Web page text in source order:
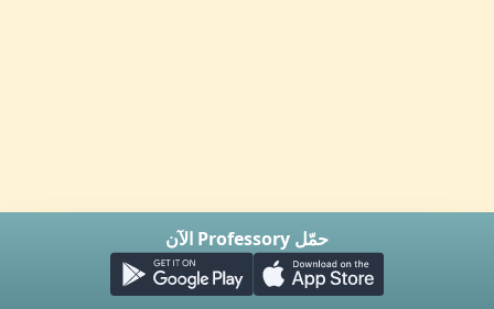
حمّل Professory الآن